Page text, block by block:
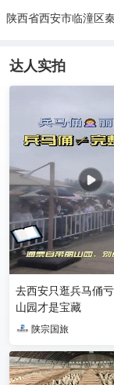
陕西省西安市临潼区
达人实拍
去西安只逛兵马俑
山园才是宝藏
陕宗国旅